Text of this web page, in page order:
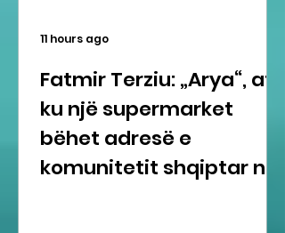
Fatmir Terziu: „Arya“, aty
ku një supermarket
bëhet adresë e
komunitetit shqiptar në
11 hours ago